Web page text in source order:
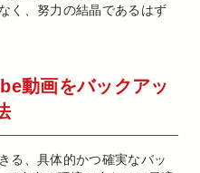
く、努力の結晶であるはず
動画をバックアッ
る、具体的かつ確実なバッ